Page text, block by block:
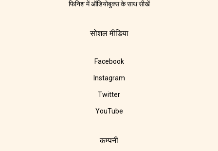
फिनिश में ऑडियोबुक्स के साथ सीखें
सोशल मीडिया
Facebook
Instagram
Twitter
YouTube
कम्पनी